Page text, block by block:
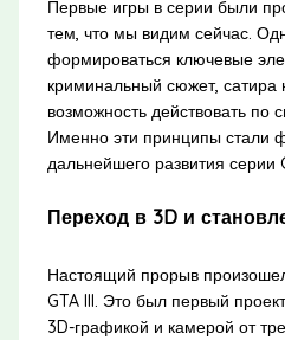
Первые игры в серии были
тем, что мы видим сейчас.
формироваться ключевые
криминальный сюжет, сатира
возможность действовать по
Именно эти принципы стали
дальнейшего развития серии
Переход в 3D и
Настоящий прорыв
GTA III. Это был первый
3D-графикой и камерой от